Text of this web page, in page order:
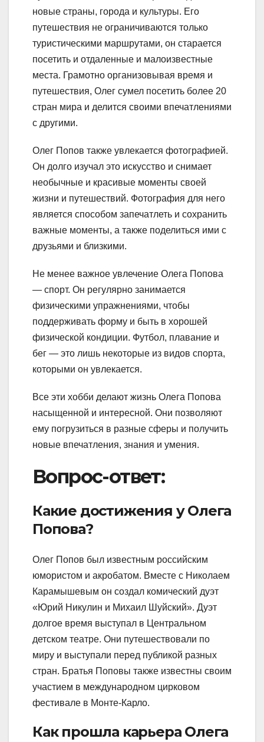
новые страны, города и культуры. Его
путешествия не ограничиваются только
туристическими маршрутами, он старается
посетить и отдаленные и малоизвестные
места. Грамотно организовывая время и
путешествия, Олег сумел посетить более 20
стран мира и делится своими впечатлениями
с другими.
Олег Попов также увлекается фотографией.
Он долго изучал это искусство и снимает
необычные и красивые моменты своей
жизни и путешествий. Фотография для него
является способом запечатлеть и сохранить
важные моменты, а также поделиться ими с
друзьями и близкими.
Не менее важное увлечение Олега Попова
— спорт. Он регулярно занимается
физическими упражнениями, чтобы
поддерживать форму и быть в хорошей
физической кондиции. Футбол, плавание и
бег — это лишь некоторые из видов спорта,
которыми он увлекается.
Все эти хобби делают жизнь Олега Попова
насыщенной и интересной. Они позволяют
ему погрузиться в разные сферы и получить
новые впечатления, знания и умения.
Вопрос-ответ:
Какие достижения у Олега
Попова?
Олег Попов был известным российским
юмористом и акробатом. Вместе с Николаем
Карамышевым он создал комический дуэт
«Юрий Никулин и Михаил Шуйский». Дуэт
долгое время выступал в Центральном
детском театре. Они путешествовали по
миру и выступали перед публикой разных
стран. Братья Поповы также известны своим
участием в международном цирковом
фестивале в Монте-Карло.
Как прошла карьера Олега